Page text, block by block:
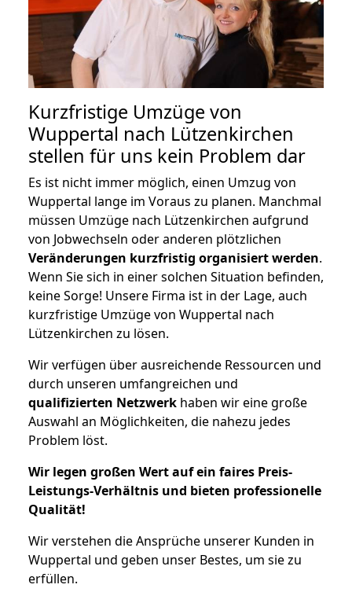
Kurzfristige Umzüge von
Wuppertal nach Lützenkirchen
stellen für uns kein Problem dar
Es ist nicht immer möglich, einen Umzug von
Wuppertal lange im Voraus zu planen. Manchmal
müssen Umzüge nach Lützenkirchen aufgrund
von Jobwechseln oder anderen plötzlichen
Veränderungen kurzfristig organisiert werden.
Wenn Sie sich in einer solchen Situation befinden,
keine Sorge! Unsere Firma ist in der Lage, auch
kurzfristige Umzüge von Wuppertal nach
Lützenkirchen zu lösen.
Wir verfügen über ausreichende Ressourcen und
durch unseren umfangreichen und
qualifizierten Netzwerk haben wir eine große
Auswahl an Möglichkeiten, die nahezu jedes
Problem löst.
Wir legen großen Wert auf ein faires Preis-
Leistungs-Verhältnis und bieten professionelle
Qualität!
Wir verstehen die Ansprüche unserer Kunden in
Wuppertal und geben unser Bestes, um sie zu
erfüllen.